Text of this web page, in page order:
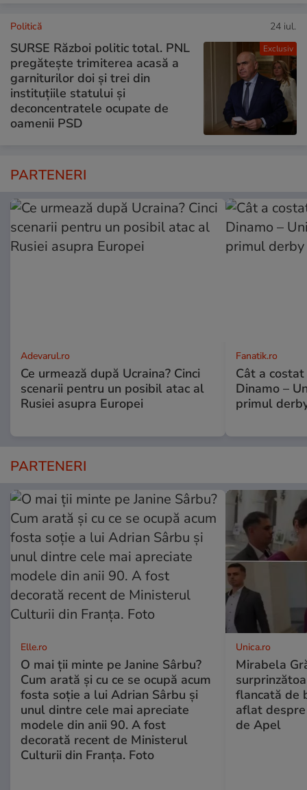
Exclusiv
Politică 24 iul.
SURSE Război politic total. PNL
pregătește trimiterea acasă a
garniturilor doi și trei din
instituțiile statului și
deconcentratele ocupate de
oamenii PSD
PARTENERI
Adevarul.ro
Ce urmează după Ucraina? Cinci
scenarii pentru un posibil atac al
Rusiei asupra Europei
Fanatik.ro
Cât a
Dinamo –
primul
PARTENERI
Elle.ro
O mai ții minte pe Janine Sârbu?
Cum arată și cu ce se ocupă acum
fosta soție a lui Adrian Sârbu și
unul dintre cele mai apreciate
modele din anii 90. A fost
decorată recent de Ministerul
Culturii din Franța. Foto
Unica.ro
Mirabela
flancată de
aflat
de Apel